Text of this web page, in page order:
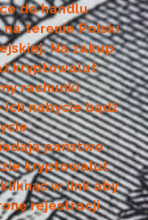
do handlu
terenie Polski
Na zakup
kryptowalut
rachunki
nabycie bądź
państwo
kryptowalut
w link aby
rejestracji